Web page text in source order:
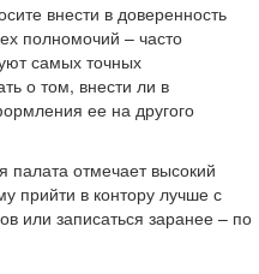
внести в доверенность
полномочий – часто
самых точных
о том, внести ли в
ее на другого
отмечает высокий
прийти в контору лучше с
или записаться заранее – по